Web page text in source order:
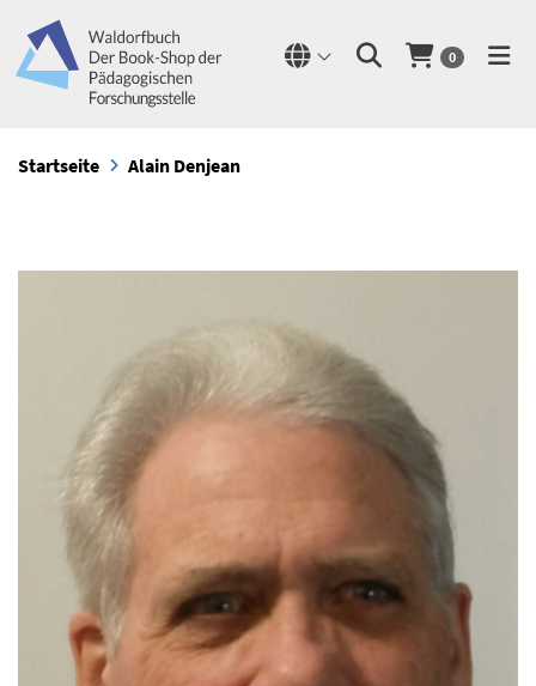
0
Startseite Alain Denjean